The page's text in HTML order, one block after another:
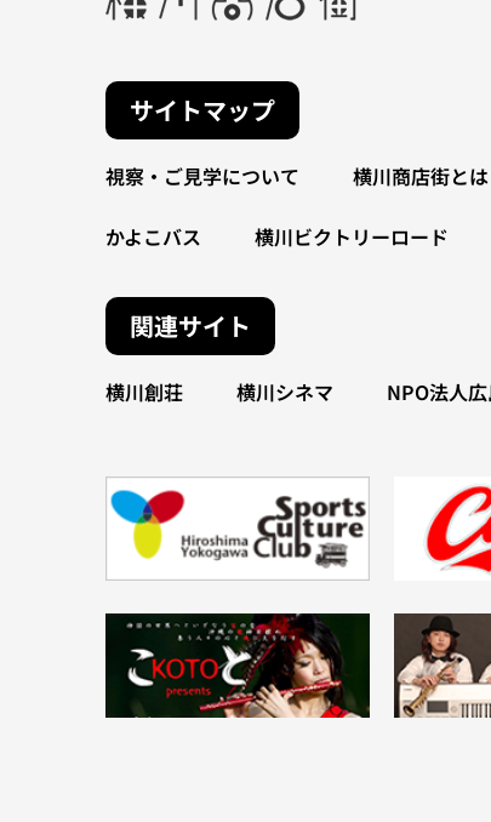
サイトマップ
視察・ご見学について 横川商店街とは
かよこバス 横川ビクトリーロード
関連サイト
横川創荘 横川シネマ NPO法人